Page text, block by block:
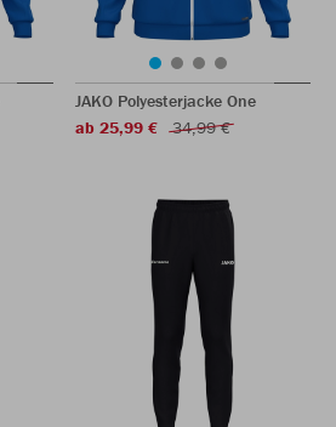
JAKO Polyesterjacke One
ab 25,99 €
34,99 €